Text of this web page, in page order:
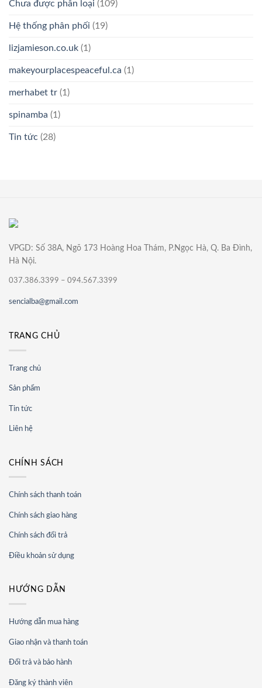
Chưa được phân loại (109)
Hệ thống phân phối (19)
lizjamieson.co.uk (1)
makeyourplacespeaceful.ca (1)
merhabet tr (1)
spinamba (1)
Tin tức (28)
VPGD: Số 38A, Ngõ 173 Hoàng Hoa Thám, P.Ngọc Hà, Q. Ba Đình,
Hà Nội.
037.386.3399 – 094.567.3399
sencialba@gmail.com
TRANG CHỦ
Trang chủ
Sản phẩm
Tin tức
Liên hệ
CHÍNH SÁCH
Chính sách thanh toán
Chính sách giao hàng
Chính sách đổi trả
Điều khoản sử dụng
HƯỚNG DẪN
Hướng dẫn mua hàng
Giao nhận và thanh toán
Đổi trả và bảo hành
Đăng ký thành viên